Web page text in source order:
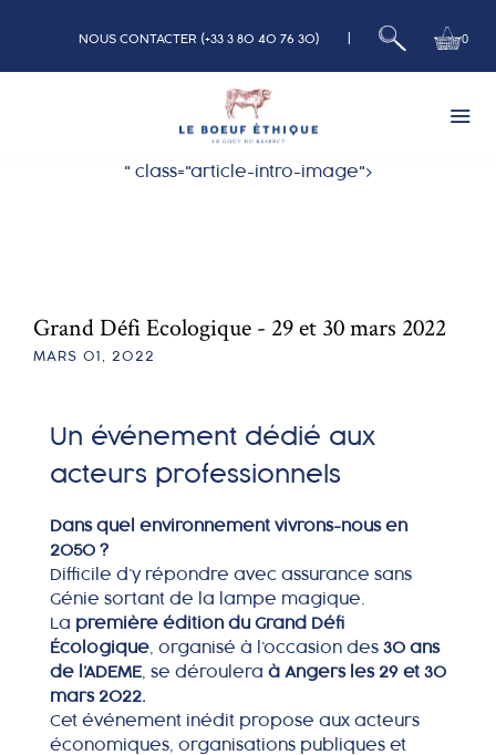
NOUS CONTACTER (+33 3 80 40 76 30) 0
Charcuterie
Qui sommes nous
Où nous trouver
MON COMPTE
" class="article-intro-image">
Grand Défi Ecologique - 29 et 30 mars 2022
MARS 01, 2022
Un événement dédié aux
acteurs professionnels
Dans quel environnement vivrons-nous en
2050 ?
Difficile d’y répondre avec assurance sans
Génie sortant de la lampe magique.
La première édition du Grand Défi
Écologique , organisé à l’occasion des 30 ans
de l’ADEME , se déroulera à Angers les 29 et 30
mars 2022.
Cet événement inédit propose aux acteurs
économiques, organisations publiques et